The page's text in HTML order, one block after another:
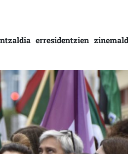
(ELA): “OSO SEKTORE DUINA DA, OSO
erresidentzien